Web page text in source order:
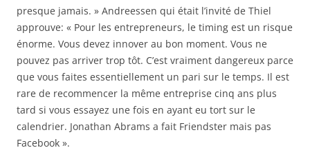
presque jamais. » Andreessen qui était l’invité de Thiel
approuve: « Pour les entrepreneurs, le timing est un risque
énorme. Vous devez innover au bon moment. Vous ne
pouvez pas arriver trop tôt. C’est vraiment dangereux parce
que vous faites essentiellement un pari sur le temps. Il est
rare de recommencer la même entreprise cinq ans plus
tard si vous essayez une fois en ayant eu tort sur ​​le
calendrier. Jonathan Abrams a fait Friendster mais pas
Facebook ».